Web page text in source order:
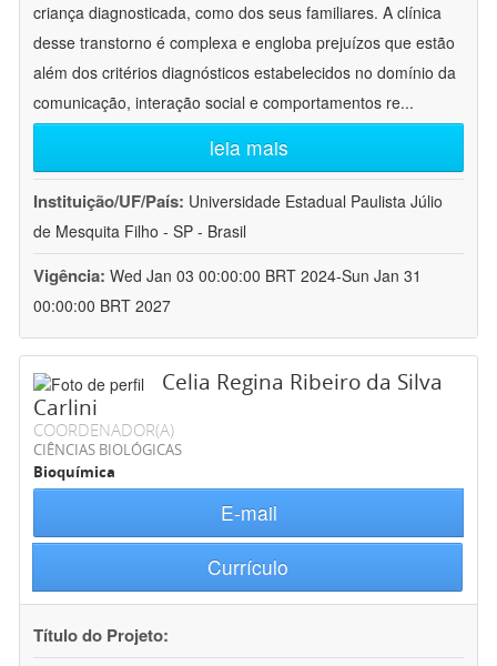
criança diagnosticada, como dos seus familiares. A clínica
desse transtorno é complexa e engloba prejuízos que estão
além dos critérios diagnósticos estabelecidos no domínio da
comunicação, interação social e comportamentos re...
leia mais
Instituição/UF/País: Universidade Estadual Paulista Júlio
de Mesquita Filho - SP - Brasil
Vigência: Wed Jan 03 00:00:00 BRT 2024-Sun Jan 31
00:00:00 BRT 2027
Celia Regina Ribeiro da Silva
Carlini
COORDENADOR(A)
CIÊNCIAS BIOLÓGICAS
Bioquímica
E-mail
Currículo
Título do Projeto: